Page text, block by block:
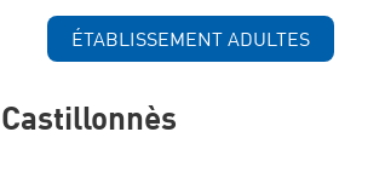
ÉTABLISSEMENT ADULTES
Castillonnès